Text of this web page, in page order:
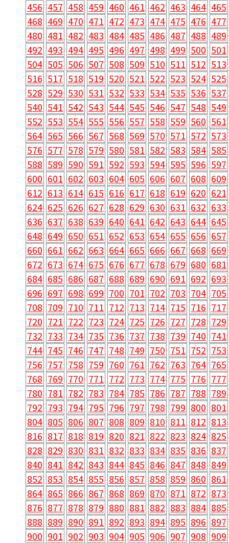
456 457 458 459 460 461 462 463 464 465
468 469 470 471 472 473 474 475 476 477
480 481 482 483 484 485 486 487 488 489
492 493 494 495 496 497 498 499 500 501
504 505 506 507 508 509 510 511 512 513
516 517 518 519 520 521 522 523 524 525
528 529 530 531 532 533 534 535 536 537
540 541 542 543 544 545 546 547 548 549
552 553 554 555 556 557 558 559 560 561
564 565 566 567 568 569 570 571 572 573
576 577 578 579 580 581 582 583 584 585
588 589 590 591 592 593 594 595 596 597
600 601 602 603 604 605 606 607 608 609
612 613 614 615 616 617 618 619 620 621
624 625 626 627 628 629 630 631 632 633
636 637 638 639 640 641 642 643 644 645
648 649 650 651 652 653 654 655 656 657
660 661 662 663 664 665 666 667 668 669
672 673 674 675 676 677 678 679 680 681
684 685 686 687 688 689 690 691 692 693
696 697 698 699 700 701 702 703 704 705
708 709 710 711 712 713 714 715 716 717
720 721 722 723 724 725 726 727 728 729
732 733 734 735 736 737 738 739 740 741
744 745 746 747 748 749 750 751 752 753
756 757 758 759 760 761 762 763 764 765
768 769 770 771 772 773 774 775 776 777
780 781 782 783 784 785 786 787 788 789
792 793 794 795 796 797 798 799 800 801
804 805 806 807 808 809 810 811 812 813
816 817 818 819 820 821 822 823 824 825
828 829 830 831 832 833 834 835 836 837
840 841 842 843 844 845 846 847 848 849
852 853 854 855 856 857 858 859 860 861
864 865 866 867 868 869 870 871 872 873
876 877 878 879 880 881 882 883 884 885
888 889 890 891 892 893 894 895 896 897
900 901 902 903 904 905 906 907 908 909